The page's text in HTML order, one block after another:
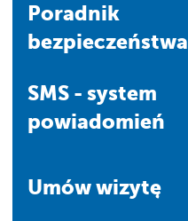
Poradnik
bezpieczeństwa
SMS - system
powiadomień
Umów wizytę